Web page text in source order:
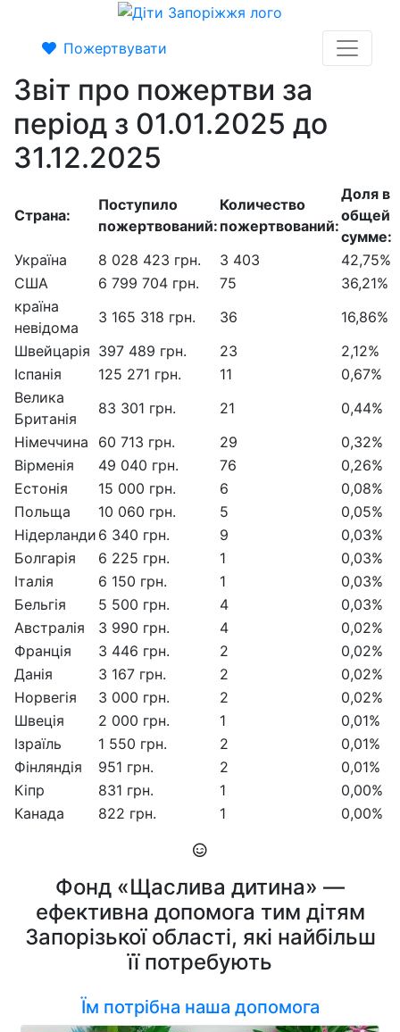
Пожертвувати
Звіт про пожертви за
період з 01.01.2025 до
31.12.2025
Страна:
Поступило
пожертвований:
Количество
пожертвований:
Доля в
общей
сумме:
Україна
8 028 423 грн. 3 403
42,75%
США
6 799 704 грн. 75
36,21%
країна
невідома
3 165 318 грн. 36
16,86%
Швейцарія 397 489 грн. 23
2,12%
Іспанія
125 271 грн. 11
0,67%
Велика
Британія
83 301 грн. 21
0,44%
Німеччина
60 713 грн. 29
0,32%
Вірменія
49 040 грн. 76
0,26%
Естонія
15 000 грн. 6
0,08%
Польща
10 060 грн. 5
0,05%
Нідерланди 6 340 грн. 9
0,03%
Болгарія
6 225 грн. 1
0,03%
Італія
6 150 грн. 1
0,03%
Бельгія
5 500 грн. 4
0,03%
Австралія
3 990 грн. 4
0,02%
Франція
3 446 грн. 2
0,02%
Данія
3 167 грн. 2
0,02%
Норвегія
3 000 грн. 2
0,02%
Швеція
2 000 грн. 1
0,01%
Ізраїль
1 550 грн. 2
0,01%
Фінляндія
951 грн. 2
0,01%
Кіпр
831 грн. 1
0,00%
Канада
822 грн. 1 0,00%
Фонд «Щаслива дитина» —
ефективна допомога тим дітям
Запорізької області, які найбільш
її потребують
Їм потрібна наша допомога